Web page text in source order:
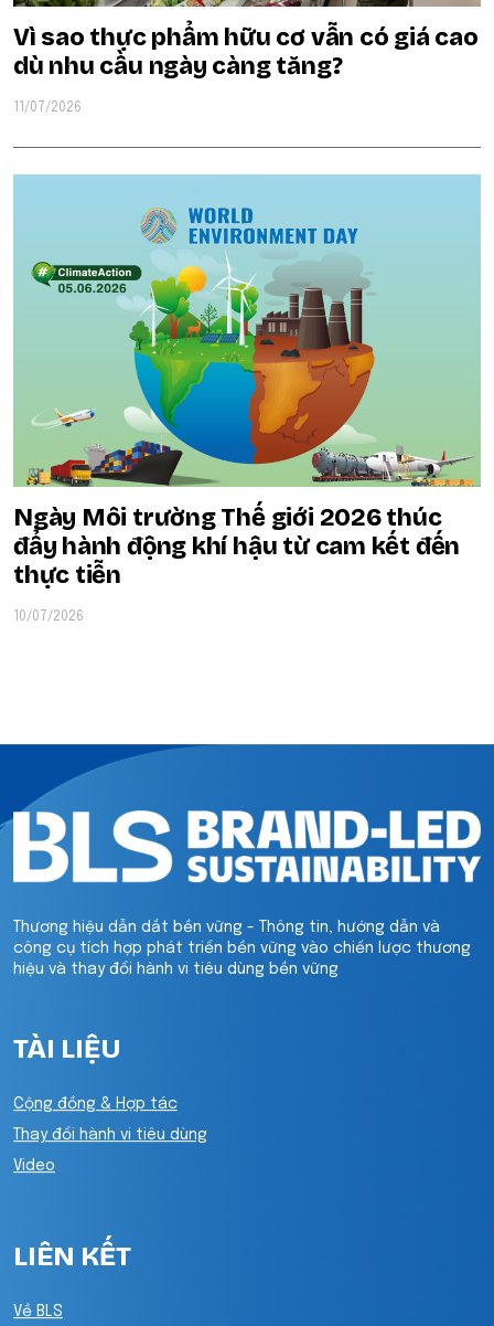
Vì sao thực phẩm hữu cơ vẫn có giá cao
dù nhu cầu ngày càng tăng?
11/07/2026
Ngày Môi trường Thế giới 2026 thúc
đẩy hành động khí hậu từ cam kết đến
thực tiễn
10/07/2026
Thương hiệu dẫn dắt bền vững - Thông tin, hướng dẫn và
công cụ tích hợp phát triển bền vững vào chiến lược thương
hiệu và thay đổi hành vi tiêu dùng bền vững
TÀI LIỆU
Cộng đồng & Hợp tác
Thay đổi hành vi tiêu dùng
Video
LIÊN KẾT
Về BLS